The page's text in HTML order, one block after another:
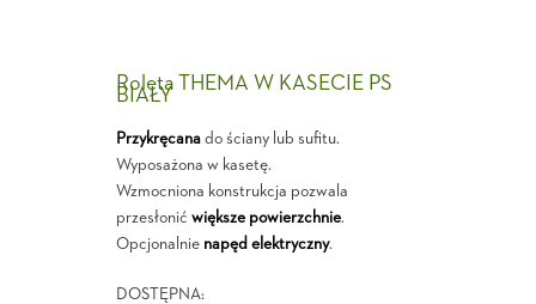
Roleta THEMA W KASECIE PS
BIAŁY
Przykręcanado ściany lub sufitu.
Wyposażona w kasetę.
Wzmocniona konstrukcja pozwala
przesłonić większe powierzchnie.
Opcjonalnie napęd elektryczny.
DOSTĘPNA: